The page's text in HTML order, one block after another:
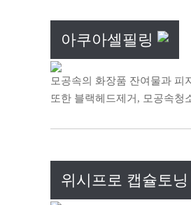
아쿠아셀필링
모공속의 화장품 잔여물과 피
또한 블랙헤드제거, 모공속청
위시프로 캡슐토닝